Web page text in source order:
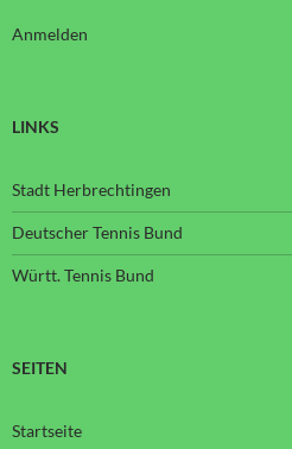
Anmelden
LINKS
Stadt Herbrechtingen
Deutscher Tennis Bund
Württ. Tennis Bund
SEITEN
Startseite